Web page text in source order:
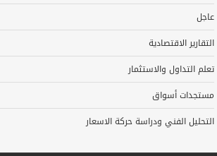
عاجل
التقارير الاقتصادية
تعلم التداول والاستثمار
مستجدات أسواق
التحليل الفني ودراسة حركة الاسعار